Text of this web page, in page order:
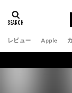
レビュー Apple